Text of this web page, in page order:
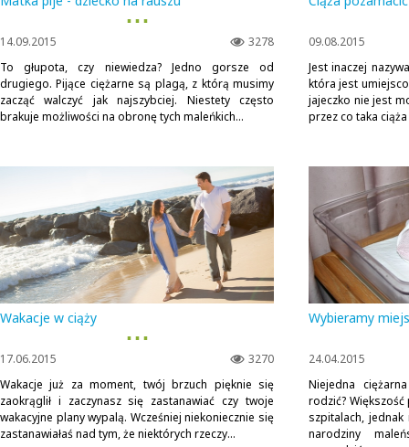
▪ ▪ ▪
3278
14.09.2015
To głupota, czy niewiedza? Jedno gorsze od
drugiego. Pijące ciężarne są plagą, z którą musimy
zacząć walczyć jak najszybciej. Niestety często
brakuje możliwości na obronę tych maleńkich...
09.08.2015
Jest inaczej
która jest
jajeczko nie jest
przez co taka
Wakacje w ciąży
▪ ▪ ▪
3270
17.06.2015
Wakacje już za moment, twój brzuch pięknie się
zaokrąglił i zaczynasz się zastanawiać czy twoje
wakacyjne plany wypalą. Wcześniej niekoniecznie się
zastanawiałaś nad tym, że niektórych rzeczy...
Wybieramy
24.04.2015
Niejedna
rodzić?
szpitalach,
narodziny